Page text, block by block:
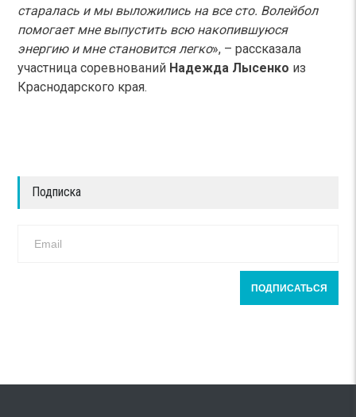
старалась и мы выложились на все сто. Волейбол
помогает мне выпустить всю накопившуюся
энергию и мне становится легко», – рассказала
участница соревнований Надежда Лысенко из
Краснодарского края.
Подписка